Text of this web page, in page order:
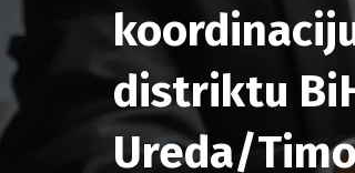
distriktu
Ureda/